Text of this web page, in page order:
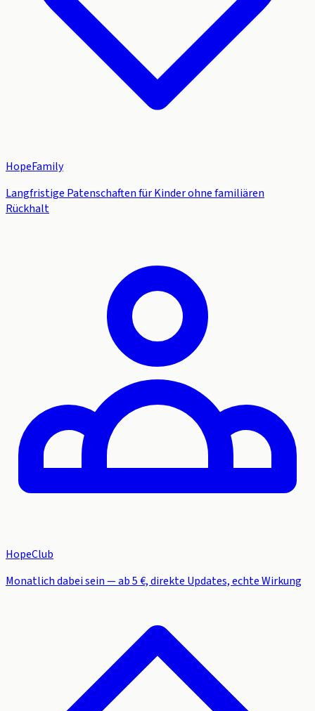
HopeFamily
Langfristige Patenschaften für Kinder ohne familiären
Rückhalt
HopeClub
Monatlich dabei sein — ab 5 €, direkte Updates, echte Wirkung